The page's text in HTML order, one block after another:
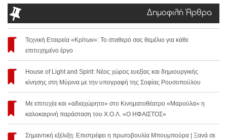
Δημοφιλή Άρθρα
Τεχνική Εταιρεία «Κρίτων»: Το σταθερό σας θεμέλιο για κάθε
επιτυχημένο έργο
House of Light and Spirit: Νέος χώρος ευεξίας και δημιουργικής
κίνησης στη Μύρινα με την υπογραφή της Σοφίας Ρουσοπούλου
Με επιτυχία και «αδιαχώρητο» στο Κινηματοθέατρο «Μαρούλα» η
καλοκαιρινή παράσταση του Χ.Ο.Λ. «Ο ΗΦΑΙΣΤΟΣ»
Σημαντική εξέλιξη: Επιστρέφει η πρωτοβουλία Μπουμπούρα | Ξανά σε